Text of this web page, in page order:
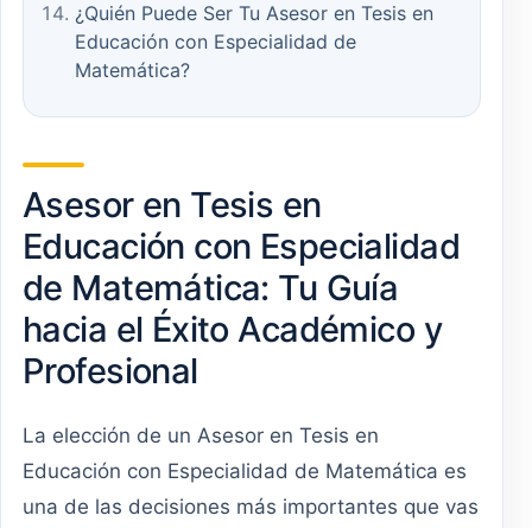
¿Quién Puede Ser Tu Asesor en Tesis en
Educación con Especialidad de
Matemática?
Asesor en Tesis en
Educación con Especialidad
de Matemática: Tu Guía
hacia el Éxito Académico y
Profesional
La elección de un Asesor en Tesis en
Educación con Especialidad de Matemática es
una de las decisiones más importantes que vas